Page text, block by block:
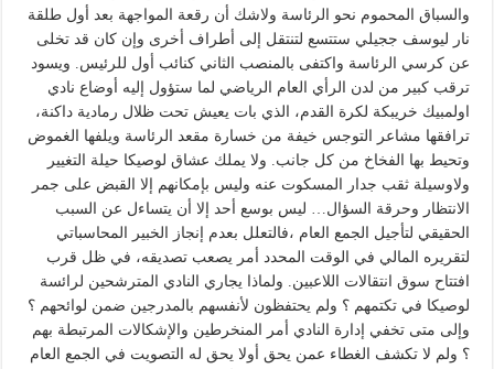
والسباق المحموم نحو الرئاسة ولاشك أن رقعة المواجهة بعد أول طلقة
نار ليوسف ججيلي ستتسع لتنتقل إلى أطراف أخرى وإن كان قد تخلى
عن كرسي الرئاسة واكتفى بالمنصب الثاني كنائب أول للرئيس. ويسود
ترقب كبير من لدن الرأي العام الرياضي لما ستؤول إليه أوضاع نادي
اولمبيك خريبكة لكرة القدم، الذي بات يعيش تحت ظلال رمادية داكنة،
ترافقها مشاعر التوجس خيفة من خسارة مقعد الرئاسة ويلفها الغموض
وتحيط بها الفخاخ من كل جانب. ولا يملك عشاق لوصيكا حيلة التغيير
ولاوسيلة ثقب جدار المسكوت عنه وليس بإمكانهم إلا القبض على جمر
الانتظار وحرقة السؤال… ليس بوسع أحد إلا أن يتساءل عن السبب
الحقيقي لتأجيل الجمع العام ،فالتعلل بعدم إنجاز الخبير المحاسباتي
لتقريره المالي في الوقت المحدد أمر يصعب تصديقه، في ظل قرب
افتتاح سوق انتقالات اللاعبين. ولماذا يجاري النادي المترشحين لرائسة
لوصيكا في تكتمهم ؟ ولم يحتفظون لأنفسهم بالمدرجين ضمن لوائحهم ؟
وإلى متى تخفي إدارة النادي أمر المنخرطين والإشكالات المرتبطة بهم
؟ ولم لا تكشف الغطاء عمن يحق أولا يحق له التصويت في الجمع العام